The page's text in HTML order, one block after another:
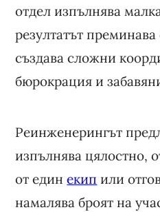
отдел изпълнява
резултатът
създава сложни
бюрокрация и
Реинженерингът
изпълнява цялостно,
от единекип или
намалява броят на